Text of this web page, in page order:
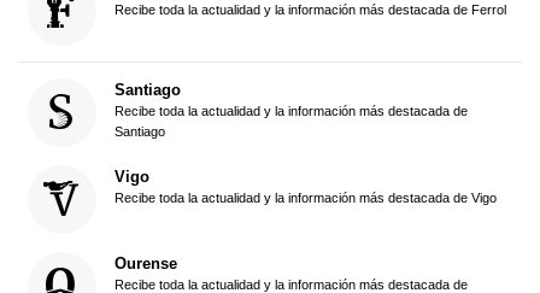
Recibe toda la actualidad y la información más destacada de Ferrol
Santiago
Recibe toda la actualidad y la información más destacada de
Santiago
Vigo
Recibe toda la actualidad y la información más destacada de Vigo
Ourense
Recibe toda la actualidad y la información más destacada de